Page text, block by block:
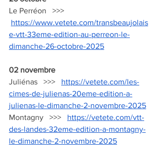
Le Perréon   >>>
https://www.vetete.com/transbeaujolais
e-vtt-33eme-edition-au-perreon-le-
dimanche-26-octobre-2025
02 novembre
Juliénas   >>> https://vetete.com/les-
cimes-de-julienas-20eme-edition-a-
julienas-le-dimanche-2-novembre-2025
Montagny   >>> https://vetete.com/vtt-
des-landes-32eme-edition-a-montagny-
le-dimanche-2-novembre-2025